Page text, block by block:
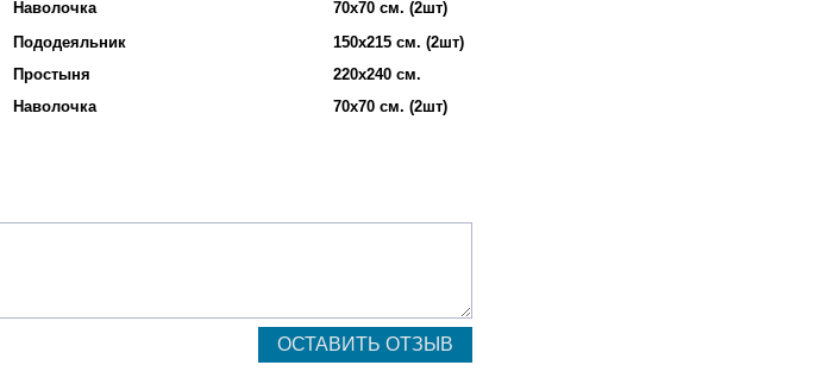
Наволочка
70х70 см. (2шт)
Пододеяльник
Простыня
Наволочка
150х215 см. (2шт)
220х240 см.
70х70 см. (2шт)